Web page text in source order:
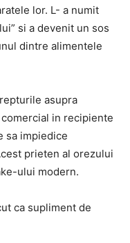
lor. L- a numit
si a devenit un sos
dintre alimentele
asupra
in recipiente
sa impiedice
prieten al orezului
ului modern.
ca supliment de